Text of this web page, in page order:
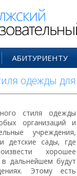
АБИТУРИЕНТУ
одежды
стиля одежды
организаций и
учреждения,
детские сады, где
хорошее
дальнейшем будут
Этому есть